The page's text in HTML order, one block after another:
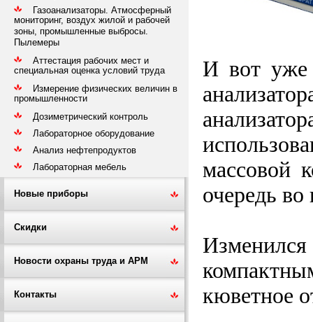
Газоанализаторы. Атмосферный
мониторинг, воздух жилой и рабочей
зоны, промышленные выбросы.
Пылемеры
Аттестация рабочих мест и
специальная оценка условий труда
Измерение физических величин в
промышленности
Дозиметрический контроль
Лабораторное оборудование
Анализ нефтепродуктов
Лабораторная мебель
Новые приборы
Скидки
Новости охраны труда и АРМ
Контакты
И вот уже
массовой
очередь
кюветное